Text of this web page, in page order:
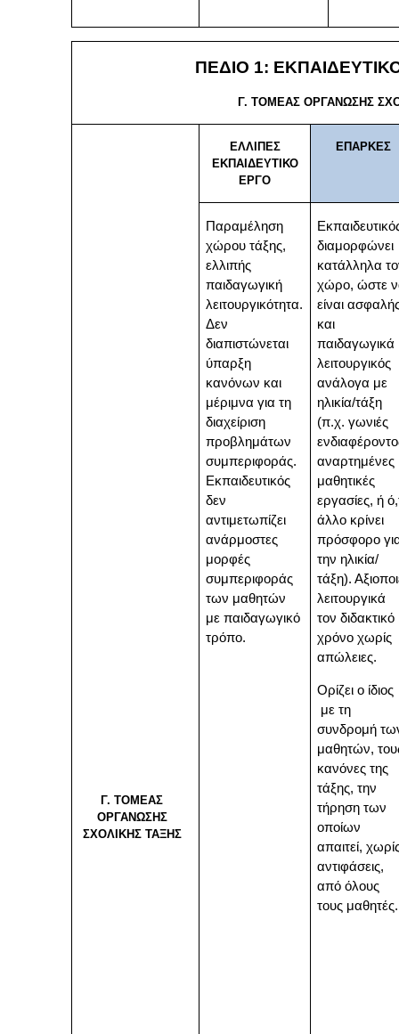
ΠΕΔΙΟ 1:
Γ. ΤΟΜΕΑΣ ΟΡΓΑΝΩΣΗΣ
Γ. ΤΟΜΕΑΣ
ΟΡΓΑΝΩΣΗΣ
ΣΧΟΛΙΚΗΣ ΤΑΞΗΣ
ΕΛΛΙΠΕΣ
ΕΚΠΑΙΔΕΥΤΙΚΟ
ΕΡΓΟ
ΕΠΑΡΚΕΣ
Παραμέληση
χώρου τάξης,
ελλιπής
παιδαγωγική
λειτουργικότητα.
Δεν
διαπιστώνεται
ύπαρξη
κανόνων και
μέριμνα για τη
διαχείριση
προβλημάτων
συμπεριφοράς.
Εκπαιδευτικός
δεν
αντιμετωπίζει
ανάρμοστες
μορφές
συμπεριφοράς
των μαθητών
με παιδαγωγικό
τρόπο.
διαμορφώνει
κατάλληλα
χώρο, ώστε
είναι
και
παιδαγωγικά
λειτουργικός
ανάλογα με
ηλικία/τάξη
(π.χ. γωνιές
αναρτημένες
μαθητικές
εργασίες, ή
άλλο κρίνει
πρόσφορο
την ηλικία/
τάξη).
λειτουργικά
τον διδακτικό
χρόνο χωρίς
απώλειες.
Ορίζει ο
με τη
συνδρομή
μαθητών,
κανόνες της
τάξης, την
τήρηση των
οποίων
απαιτεί,
αντιφάσεις,
από όλους
τους μαθητές.